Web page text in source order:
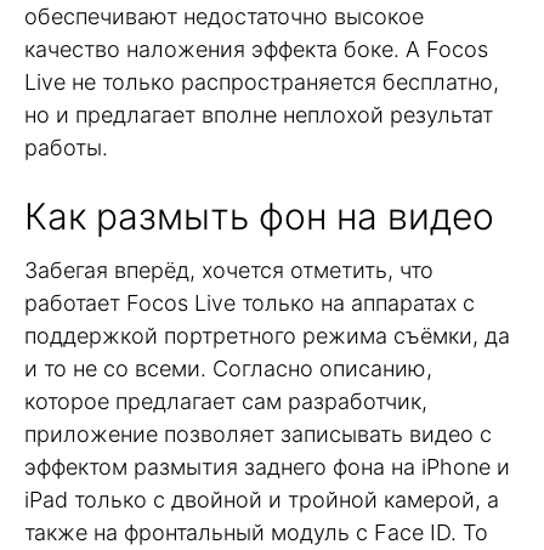
обеспечивают недостаточно высокое
качество наложения эффекта боке. А Focos
Live не только распространяется бесплатно,
но и предлагает вполне неплохой результат
работы.
Как размыть фон на видео
Забегая вперёд, хочется отметить, что
работает Focos Live только на аппаратах с
поддержкой портретного режима съёмки, да
и то не со всеми. Согласно описанию,
которое предлагает сам разработчик,
приложение позволяет записывать видео с
эффектом размытия заднего фона на iPhone и
iPad только с двойной и тройной камерой, а
также на фронтальный модуль с Face ID. То